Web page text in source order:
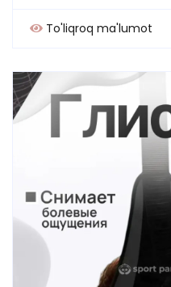
To'liqroq ma'lumot